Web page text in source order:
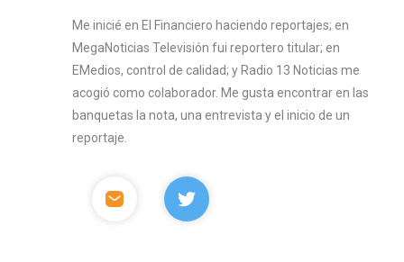
Me inicié en El Financiero haciendo reportajes; en
MegaNoticias Televisión fui reportero titular; en
EMedios, control de calidad; y Radio 13 Noticias me
acogió como colaborador. Me gusta encontrar en las
banquetas la nota, una entrevista y el inicio de un
reportaje.